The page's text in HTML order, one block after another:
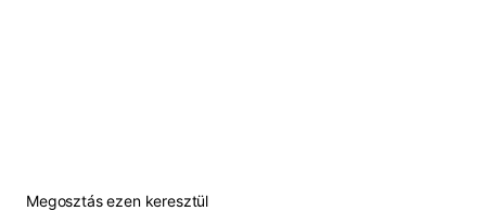
Megosztás ezen keresztül